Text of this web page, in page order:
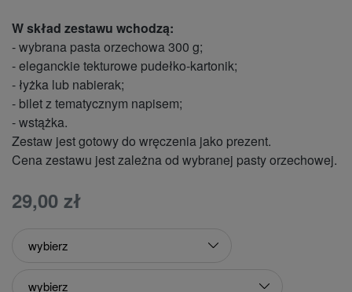
W skład zestawu wchodzą:
- wybrana pasta orzechowa 300 g;
- eleganckie tekturowe pudełko-kartonik;
- łyżka lub nabierak;
- bilet z tematycznym napisem;
- wstążka.
Zestaw jest gotowy do wręczenia jako prezent.
Cena zestawu jest zależna od wybranej pasty orzechowej.
29,00 zł